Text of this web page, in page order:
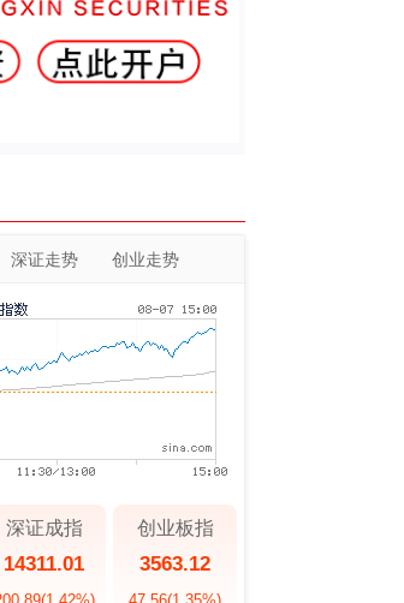
深证走势 创业走势
深证成指
14311.01
创业板指
3563.12